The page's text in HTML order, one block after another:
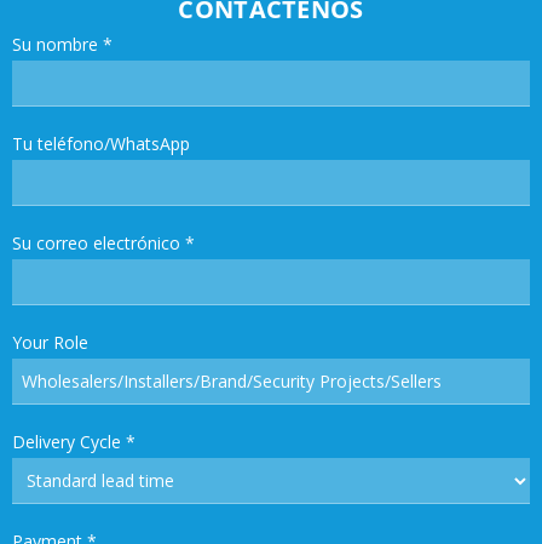
CONTÁCTENOS
Su nombre *
Tu teléfono/WhatsApp
Su correo electrónico *
Your Role
Delivery Cycle *